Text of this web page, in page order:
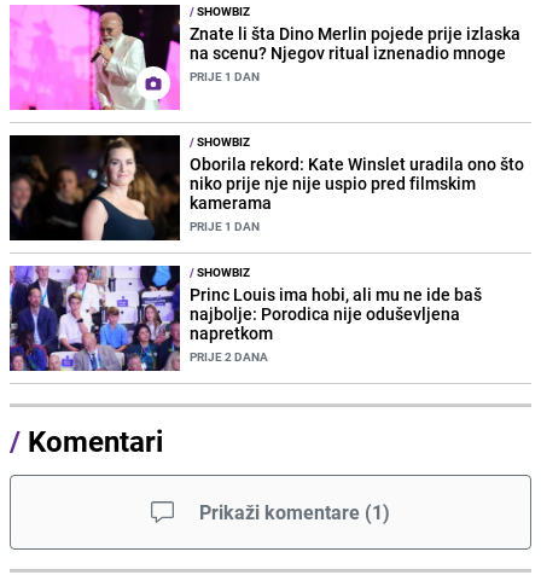
/SHOWBIZ
Znate li šta Dino Merlin pojede prije izlaska
na scenu? Njegov ritual iznenadio mnoge
PRIJE 1 DAN
/SHOWBIZ
Oborila rekord: Kate Winslet uradila ono što
niko prije nje nije uspio pred filmskim
kamerama
PRIJE 1 DAN
/SHOWBIZ
Princ Louis ima hobi, ali mu ne ide baš
najbolje: Porodica nije oduševljena
napretkom
PRIJE 2 DANA
/ Komentari
Prikaži komentare (1)